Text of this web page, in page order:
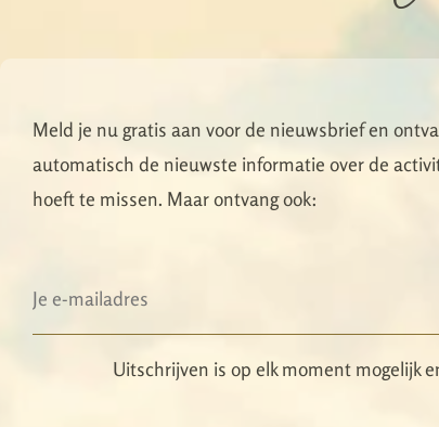
Meld je nu gratis aan voor de nieuwsbrief en
automatisch de nieuwste informatie over de
hoeft te missen. Maar ontvang ook:
Uitschrijven is op elk moment mogelijk